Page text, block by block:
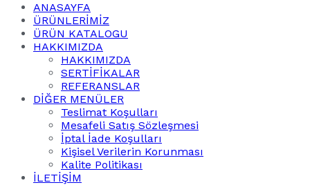
ANASAYFA
ÜRÜNLERİMİZ
ÜRÜN KATALOGU
HAKKIMIZDA
HAKKIMIZDA
SERTİFİKALAR
REFERANSLAR
DİĞER MENÜLER
Teslimat Koşulları
Mesafeli Satış Sözleşmesi
İptal İade Koşulları
Kişisel Verilerin Korunması
Kalite Politikası
İLETİŞİM